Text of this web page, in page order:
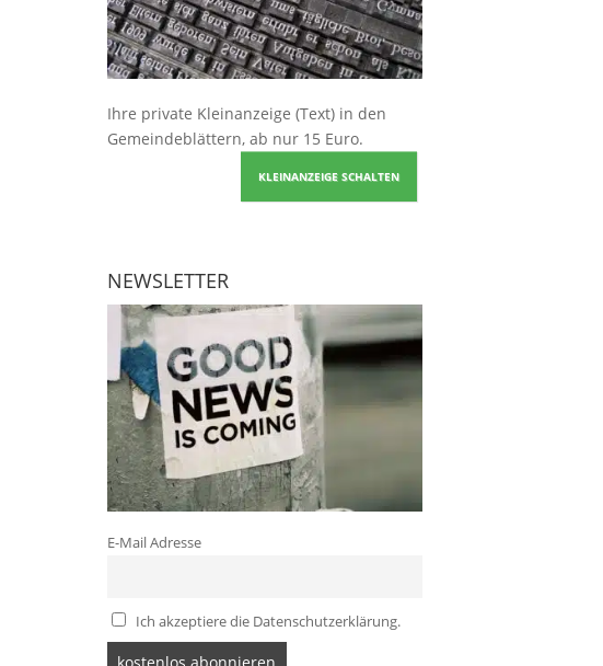
Ihre private Kleinanzeige (Text) in den
Gemeindeblättern, ab nur 15 Euro.
KLEINANZEIGE SCHALTEN
NEWSLETTER
E-Mail Adresse
Ich akzeptiere die Datenschutzerklärung.